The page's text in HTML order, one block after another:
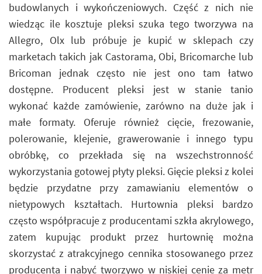
budowlanych i wykończeniowych. Część z nich nie
wiedząc ile kosztuje pleksi szuka tego tworzywa na
Allegro, Olx lub próbuje je kupić w sklepach czy
marketach takich jak Castorama, Obi, Bricomarche lub
Bricoman jednak często nie jest ono tam łatwo
dostępne. Producent pleksi jest w stanie tanio
wykonać każde zamówienie, zarówno na duże jak i
małe formaty. Oferuje również cięcie, frezowanie,
polerowanie, klejenie, grawerowanie i innego typu
obróbkę, co przekłada się na wszechstronność
wykorzystania gotowej płyty pleksi. Gięcie pleksi z kolei
będzie przydatne przy zamawianiu elementów o
nietypowych kształtach. Hurtownia pleksi bardzo
często współpracuje z producentami szkła akrylowego,
zatem kupując produkt przez hurtownię można
skorzystać z atrakcyjnego cennika stosowanego przez
producenta i nabyć tworzywo w niskiej cenie za metr